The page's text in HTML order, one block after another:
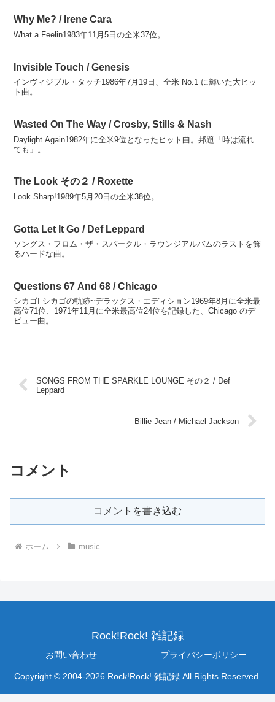
Why Me? / Irene Cara
What a Feelin1983年11月5日の全米37位。
Invisible Touch / Genesis
インヴィジブル・タッチ1986年7月19日、全米 No.1 に輝いた大ヒッ
ト曲。
Wasted On The Way / Crosby, Stills & Nash
Daylight Again1982年に全米9位となったヒット曲。邦題「時は流れ
ても」。
The Look その２ / Roxette
Look Sharp!1989年5月20日の全米38位。
Gotta Let It Go / Def Leppard
ソングス・フロム・ザ・スパークル・ラウンジアルバムのラストを飾
るハードな曲。
Questions 67 And 68 / Chicago
シカゴI シカゴの軌跡~デラックス・エディション1969年8月に全米最
高位71位、1971年11月に全米最高位24位を記録した、Chicago のデ
ビュー曲。
SONGS FROM THE SPARKLE LOUNGE その２ / Def
Leppard
Billie Jean / Michael Jackson
コメント
コメントを書き込む
ホーム music
Rock!Rock! 雑記録
お問い合わせ プライバシーポリシー
Copyright © 2004-2026 Rock!Rock! 雑記録 All Rights Reserved.